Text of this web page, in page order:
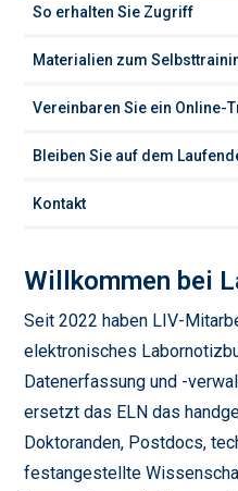
So erhalten Sie Zugriff
Materialien zum
Vereinbaren Sie ein Online-
Bleiben Sie auf dem
Kontakt
Willkommen bei
Seit 2022 haben LIV-
elektronisches
Datenerfassung und -
ersetzt das ELN das
Doktoranden, Postdocs,
festangestellte